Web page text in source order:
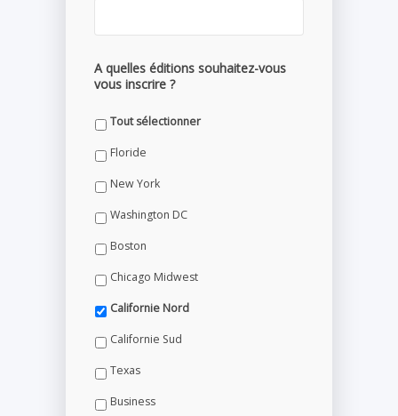
A quelles éditions souhaitez-vous
vous inscrire ?
Tout sélectionner
Floride
New York
Washington DC
Boston
Chicago Midwest
Californie Nord
Californie Sud
Texas
Business